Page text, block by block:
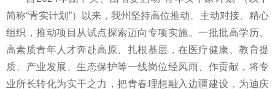
简称“青实计划”）以来，我州坚持高位推动、主动对接、精心
组织，推动项目从试点探索迈向专项实施。一批批高学历、
高素质青年人才奔赴高原、扎根基层，在医疗健康、教育提
质、产业发展、生态保护等一线岗位经风雨、作贡献，将专
业所长转化为实干之力，把青春理想融入边疆建设，为迪庆